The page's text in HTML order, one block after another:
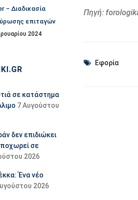
Πηγή:
Εφορία
– Διαδικασία
επιταγών
2024
σε κατάστημα
7 Αυγούστου
δεν επιδιώκει
σε
2026
Ένα νέο
2026